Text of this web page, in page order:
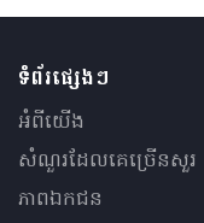
ទំព័រផ្សេងៗ
អំពីយើង
សំណួរ​ដែលគេ​ច្រើន​សួរ
ភាពឯកជន